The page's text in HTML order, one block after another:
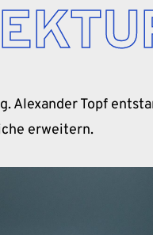
Alexander Topf
erweitern.